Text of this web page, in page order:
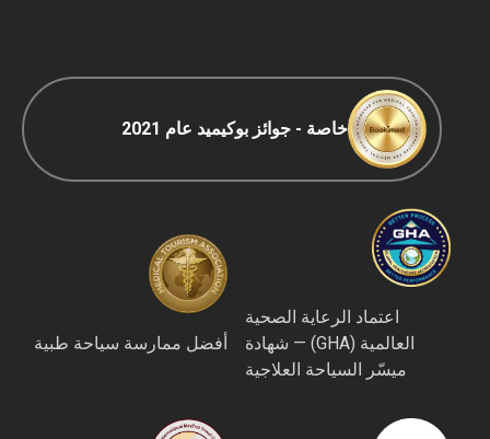
خاصة - جوائز بوكيميد عام 2021
اعتماد الرعاية الصحية
العالمية (GHA) — شهادة
ميسّر السياحة العلاجية
أفضل ممارسة سياحة طبية